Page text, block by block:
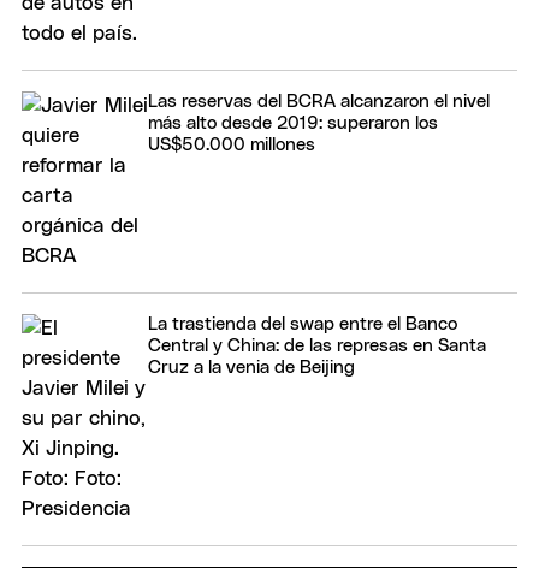
Las reservas del BCRA alcanzaron el nivel
más alto desde 2019: superaron los
US$50.000 millones
La trastienda del swap entre el Banco
Central y China: de las represas en Santa
Cruz a la venia de Beijing